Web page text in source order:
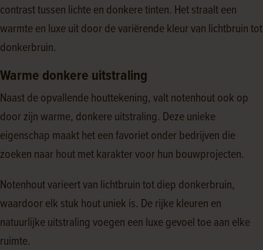
contrast tussen lichte en donkere tinten. Het straalt een
warmte en luxe uit door de variërende kleur van lichtbruin tot
donkerbruin.
Warme donkere uitstraling
Naast de opvallende houttekening, valt notenhout ook op
door zijn warme, donkere uitstraling. Deze unieke
eigenschap maakt het een favoriet onder bedrijven die
zoeken naar hout met karakter voor hun bouwprojecten.
Notenhout varieert van lichtbruin tot diep donkerbruin,
waardoor elk stuk hout uniek is. De rijke kleuren en
natuurlijke uitstraling voegen een luxe gevoel toe aan elke
ruimte.